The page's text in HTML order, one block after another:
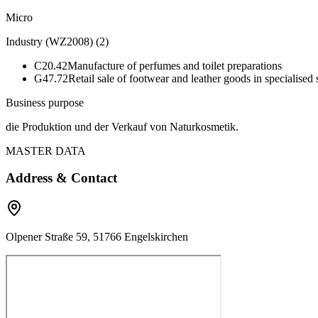
Micro
Industry (WZ2008) (2)
C20.42Manufacture of perfumes and toilet preparations
G47.72Retail sale of footwear and leather goods in specialised
Business purpose
die Produktion und der Verkauf von Naturkosmetik.
MASTER DATA
Address & Contact
Olpener Straße 59, 51766 Engelskirchen